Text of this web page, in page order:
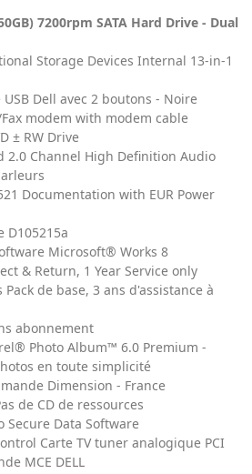
7200rpm SATA Hard Drive - Dual
Storage Devices Internal 13-in-1
Dell avec 2 boutons - Noire
modem with modem cable
± RW Drive
2.0 Channel High Definition Audio
Documentation with EUR Power
D105215a
Microsoft® Works 8
& Return, 1 Year Service only
Pack de base, 3 ans d'assistance à
abonnement
Photo Album™ 6.0 Premium -
en toute simplicité
Dimension - France
de CD de ressources
Secure Data Software
Carte TV tuner analogique PCI
MCE DELL